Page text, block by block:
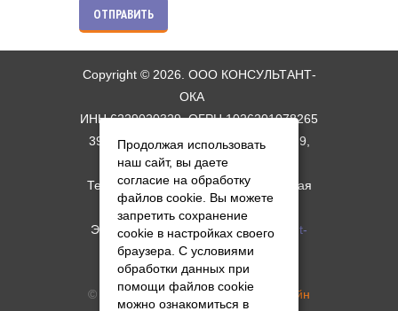
ОТПРАВИТЬ
Copyright © 2026. ООО КОНСУЛЬТАНТ-
ОКА
ИНН 6229020329, ОГРН 1026201078265
390044, г. Рязань, ул. Костычева. д. 9,
схема проезда
Телефон: +7 (4912) 34-06-11; Горячая
линия: +7 (4912) 34-17-09
Электронная почта:root@consultant-
oka.ru
© Создание сайта -Студия АМдизайн
Продолжая использовать
наш сайт, вы даете
согласие на обработку
файлов cookie. Вы можете
запретить сохранение
cookie в настройках своего
браузера. С условиями
обработки данных при
помощи файлов cookie
можно ознакомиться в